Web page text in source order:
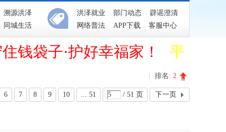
溯源洪泽
同城生活
洪泽就业 部门动态
辟谣澄清
网络普法
APP下载 客服中心
钱袋子·护好幸福家！ 平台管
排名: 2
6 7 8 9 10 ... 51 / 51 页 下一页